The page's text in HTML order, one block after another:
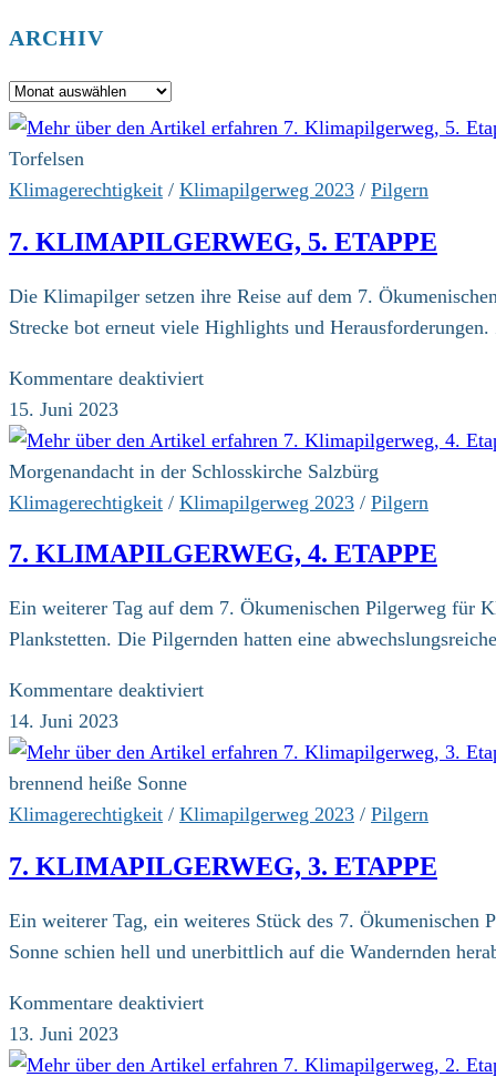
ARCHIV
Archiv
Torfelsen
Klimagerechtigkeit / Klimapilgerweg 2023 / Pilgern
7. KLIMAPILGERWEG, 5. ETAPPE
Die Klimapilger setzen ihre Reise auf dem 7.
Strecke bot erneut viele Highlights und
Kommentare deaktiviertfür
Klimapilgerweg,
5.
Etappe
15. Juni 2023
Morgenandacht in der Schlosskirche Salzbürg
Klimagerechtigkeit / Klimapilgerweg 2023 / Pilgern
7. KLIMAPILGERWEG, 4. ETAPPE
Ein weiterer Tag auf dem 7. Ökumenischen Pilgerweg für
Plankstetten. Die Pilgernden hatten eine
Kommentare deaktiviertfür
Klimapilgerweg,
Etappe
14. Juni 2023
brennend heiße Sonne
Klimagerechtigkeit / Klimapilgerweg 2023 / Pilgern
7. KLIMAPILGERWEG, 3. ETAPPE
Ein weiterer Tag, ein weiteres Stück des 7.
Sonne schien hell und unerbittlich auf die Wandernden
Kommentare deaktiviertfür
Klimapilgerweg,
13. Juni 2023